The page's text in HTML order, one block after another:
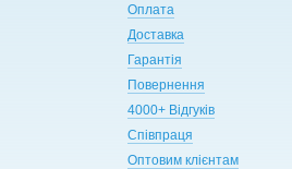
Оплата
Доставка
Гарантія
Повернення
4000+ Відгуків
Співпраця
Оптовим клієнтам